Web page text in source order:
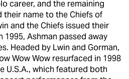
career, and the remaining
their name to the Chiefs of
and the Chiefs issued their
1995, Ashman passed away
Headed by Lwin and Gorman,
Wow Wow resurfaced in 1998
U.S.A., which featured both